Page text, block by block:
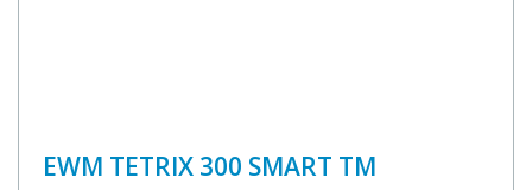
EWM TETRIX 300 SMART TM